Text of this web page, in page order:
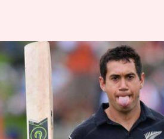
फिटनेस ने दिया साथ
2023 विश्व कप- रॉस
लेखन Neeraj Pandey Feb 18, 2020
क्या है खबर?